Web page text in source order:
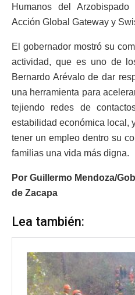
Humanos del
Acción Global Gateway y
El gobernador mostró su
actividad, que es uno de
Bernardo Arévalo de dar
una herramienta para
tejiendo redes de
estabilidad económica local,
tener un empleo dentro su
familias una vida más digna.
Por Guillermo Mendoza/
de Zacapa
Lea también: